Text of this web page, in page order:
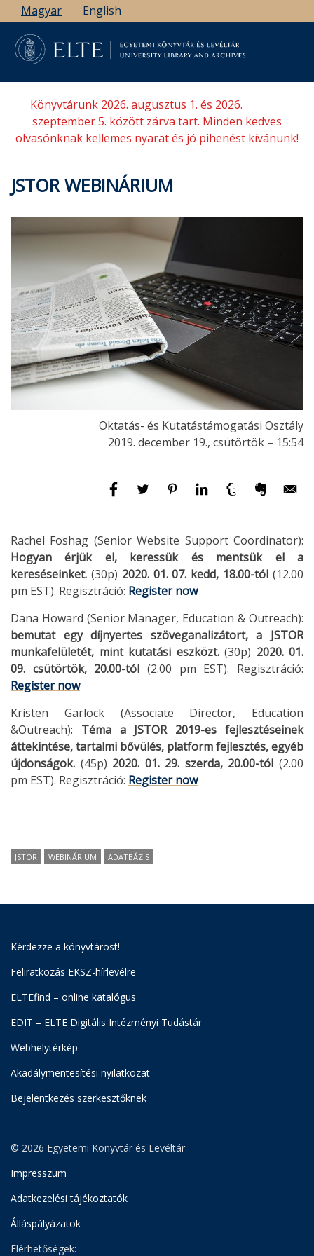
Ugrás
a
tartalomra
Magyar English
Könyvtárunk 2026. augusztus 1. és 2026.
szeptember 5. között zárva tart. Minden kedves
olvasónknak kellemes nyarat és jó pihenést kívánunk!
JSTOR WEBINÁRIUM
Oktatás- és Kutatástámogatási Osztály
2019. december 19., csütörtök – 15:54
Rachel Foshag (Senior Website Support Coordinator):
Hogyan érjük el, keressük és mentsük el a
kereséseinket. (30p) 2020. 01. 07. kedd, 18.00-tól (12.00
pm EST). Regisztráció: Register now
Dana Howard (Senior Manager, Education & Outreach):
bemutat egy díjnyertes szöveganalizátort, a JSTOR
munkafelületét, mint kutatási eszközt.(30p) 2020. 01.
09. csütörtök, 20.00-tól (2.00 pm EST). Regisztráció:
Register now
Kristen Garlock (Associate Director, Education
&Outreach): Téma a JSTOR 2019-es fejlesztéseinek
áttekintése, tartalmi bővülés, platform fejlesztés, egyéb
újdonságok. (45p) 2020. 01. 29. szerda, 20.00-tól (2.00
pm EST). Regisztráció: Register now
JSTOR WEBINÁRIUM ADATBÁZIS
Kérdezze a könyvtárost!
Feliratkozás EKSZ-hírlevélre
ELTEfind – online katalógus
EDIT – ELTE Digitális Intézményi Tudástár
Webhelytérkép
Akadálymentesítési nyilatkozat
Bejelentkezés szerkesztőknek
© 2026 Egyetemi Könyvtár és Levéltár
Impresszum
Adatkezelési tájékoztatók
Álláspályázatok
Elérhetőségek: